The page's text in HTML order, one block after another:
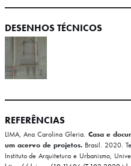
DESENHOS TÉCNICOS
REFERÊNCIAS
LIMA, Ana Carolina Gleria. Casa e
um acervo de projetos.Brasil. 2020.
Instituto de Arquitetura e Urbanismo,